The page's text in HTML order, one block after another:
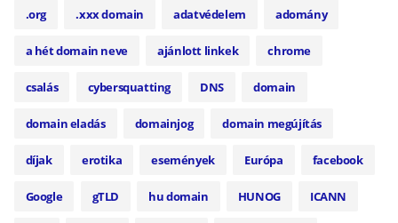
.org .xxx domain adatvédelem adomány
a hét domain neve ajánlott linkek chrome
csalás cybersquatting DNS domain
domain eladás domainjog domain megújítás
díjak erotika események Európa facebook
Google gTLD hu domain HUNOG ICANN